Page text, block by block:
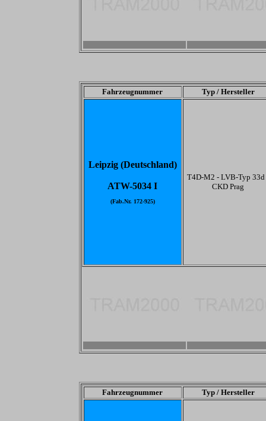
Fahrzeugnummer Typ / Hersteller
Leipzig (Deutschland)
ATW-5034 I
(Fab.Nr. 172-925)
T4D-M2 - LVB-Typ
CKD Prag
Fahrzeugnummer Typ / Hersteller